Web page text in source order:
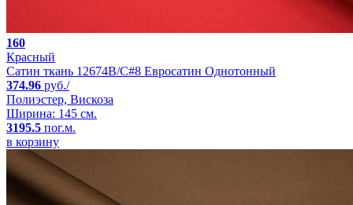
160
Красный
Сатин ткань 12674B/C#8 Евросатин Однотонный
374.96 руб./
Полиэстер, Вискоза
Ширина: 145 см.
3195.5 пог.м.
в корзину